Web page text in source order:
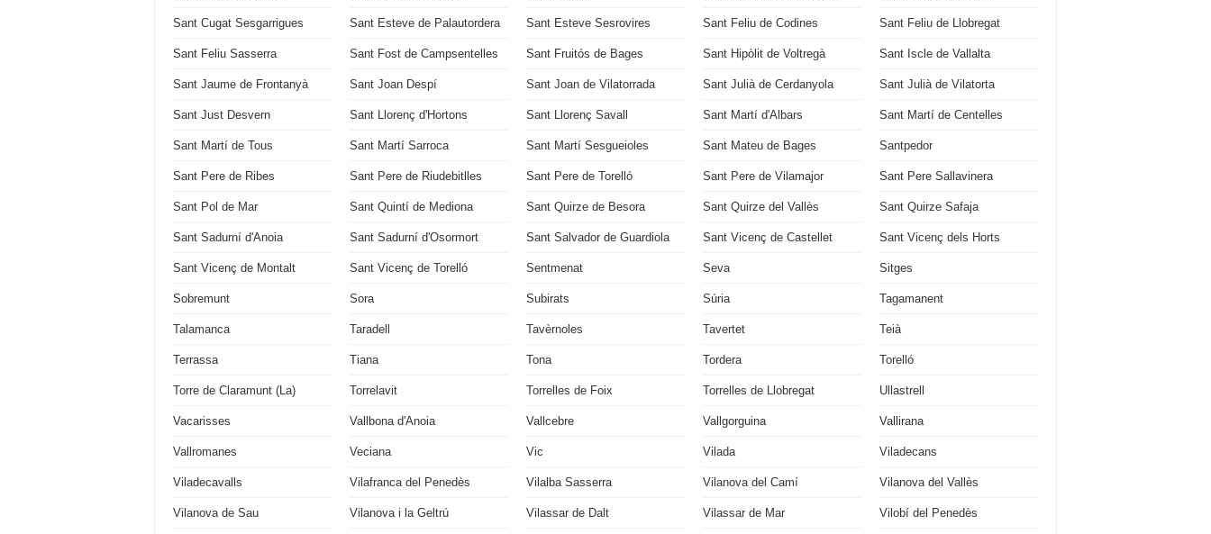
Sant Cugat Sesgarrigues Sant Esteve de Palautordera Sant Esteve Sesrovires Sant Feliu de Codines Sant Feliu de Llobregat
Sant Feliu Sasserra Sant Fost de Campsentelles Sant Fruitós de Bages Sant Hipòlit de Voltregà Sant Iscle de Vallalta
Sant Jaume de Frontanyà Sant Joan Despí Sant Joan de Vilatorrada Sant Julià de Cerdanyola Sant Julià de Vilatorta
Sant Just Desvern Sant Llorenç d'Hortons Sant Llorenç Savall Sant Martí d'Albars Sant Martí de Centelles
Sant Martí de Tous Sant Martí Sarroca Sant Martí Sesgueioles Sant Mateu de Bages Santpedor
Sant Pere de Ribes Sant Pere de Riudebitlles Sant Pere de Torelló Sant Pere de Vilamajor Sant Pere Sallavinera
Sant Pol de Mar Sant Quintí de Mediona Sant Quirze de Besora Sant Quirze del Vallès Sant Quirze Safaja
Sant Sadurní d'Anoia Sant Sadurní d'Osormort Sant Salvador de Guardiola Sant Vicenç de Castellet Sant Vicenç dels Horts
Sant Vicenç de Montalt Sant Vicenç de Torelló Sentmenat Seva Sitges
Sobremunt Sora Subirats Súria Tagamanent
Talamanca Taradell Tavèrnoles Tavertet Teià
Terrassa Tiana Tona Tordera Torelló
Torre de Claramunt (La) Torrelavit Torrelles de Foix Torrelles de Llobregat Ullastrell
Vacarisses Vallbona d'Anoia Vallcebre Vallgorguina Vallirana
Vallromanes Veciana Vic Vilada Viladecans
Viladecavalls Vilafranca del Penedès Vilalba Sasserra Vilanova del Camí Vilanova del Vallès
Vilanova de Sau Vilanova i la Geltrú Vilassar de Dalt Vilassar de Mar Vilobí del Penedès